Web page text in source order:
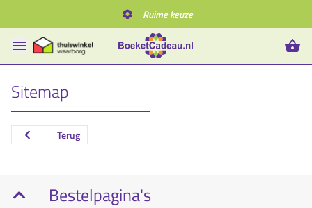
Ruime keuze
Sitemap
Terug
Bestelpagina's